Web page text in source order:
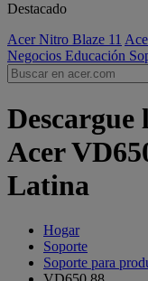
Destacado
Acer Nitro Blaze 11
Negocios Educación
Descargue
Acer
Latina
Hogar
Soporte
Soporte para